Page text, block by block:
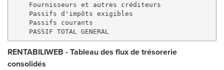
Fournisseurs et autres créditeurs
Passifs d'impôts exigibles
Passifs courants
RENTABILIWEB -Tableau des flux de trésorerie
consolidés